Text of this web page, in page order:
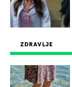
ZDRAVLJE